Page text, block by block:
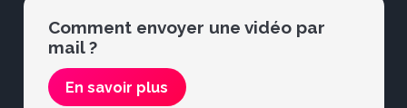
Comment envoyer une vidéo par
mail ?
En savoir plus